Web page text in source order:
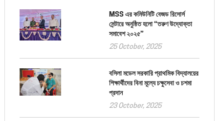
MSS এর কমিউনিটি বেজড রিসোর্স
সেন্টারে অনুষ্ঠিত হলো “তরুণ উদ্যোক্তা
সমাবেশ ২০২৫”
25 October, 2025
বসিলা মডেল সরকারি প্রাথমিক বিদ্যালয়ের
শিক্ষার্থীদের বিনা মূল্যে চক্ষুসেবা ও চশমা
প্রদান
23 October, 2025